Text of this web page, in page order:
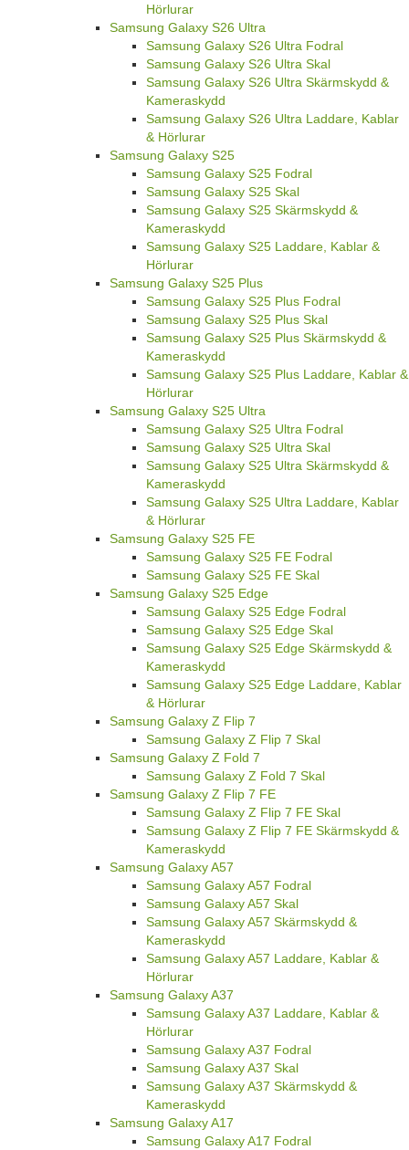
Hörlurar
Samsung Galaxy S26 Ultra
Samsung Galaxy S26 Ultra Fodral
Samsung Galaxy S26 Ultra Skal
Samsung Galaxy S26 Ultra Skärmskydd &
Kameraskydd
Samsung Galaxy S26 Ultra Laddare, Kablar
& Hörlurar
Samsung Galaxy S25
Samsung Galaxy S25 Fodral
Samsung Galaxy S25 Skal
Samsung Galaxy S25 Skärmskydd &
Kameraskydd
Samsung Galaxy S25 Laddare, Kablar &
Hörlurar
Samsung Galaxy S25 Plus
Samsung Galaxy S25 Plus Fodral
Samsung Galaxy S25 Plus Skal
Samsung Galaxy S25 Plus Skärmskydd &
Kameraskydd
Samsung Galaxy S25 Plus Laddare, Kablar &
Hörlurar
Samsung Galaxy S25 Ultra
Samsung Galaxy S25 Ultra Fodral
Samsung Galaxy S25 Ultra Skal
Samsung Galaxy S25 Ultra Skärmskydd &
Kameraskydd
Samsung Galaxy S25 Ultra Laddare, Kablar
& Hörlurar
Samsung Galaxy S25 FE
Samsung Galaxy S25 FE Fodral
Samsung Galaxy S25 FE Skal
Samsung Galaxy S25 Edge
Samsung Galaxy S25 Edge Fodral
Samsung Galaxy S25 Edge Skal
Samsung Galaxy S25 Edge Skärmskydd &
Kameraskydd
Samsung Galaxy S25 Edge Laddare, Kablar
& Hörlurar
Samsung Galaxy Z Flip 7
Samsung Galaxy Z Flip 7 Skal
Samsung Galaxy Z Fold 7
Samsung Galaxy Z Fold 7 Skal
Samsung Galaxy Z Flip 7 FE
Samsung Galaxy Z Flip 7 FE Skal
Samsung Galaxy Z Flip 7 FE Skärmskydd &
Kameraskydd
Samsung Galaxy A57
Samsung Galaxy A57 Fodral
Samsung Galaxy A57 Skal
Samsung Galaxy A57 Skärmskydd &
Kameraskydd
Samsung Galaxy A57 Laddare, Kablar &
Hörlurar
Samsung Galaxy A37
Samsung Galaxy A37 Laddare, Kablar &
Hörlurar
Samsung Galaxy A37 Fodral
Samsung Galaxy A37 Skal
Samsung Galaxy A37 Skärmskydd &
Kameraskydd
Samsung Galaxy A17
Samsung Galaxy A17 Fodral